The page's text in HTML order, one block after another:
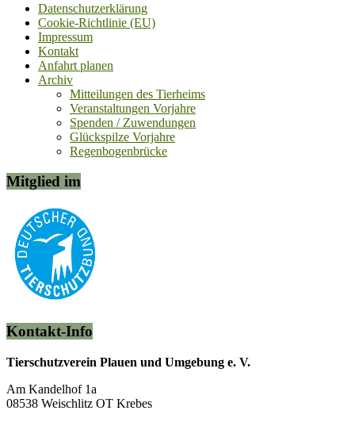
Datenschutzerklärung
Cookie-Richtlinie (EU)
Impressum
Kontakt
Anfahrt planen
Archiv
Mitteilungen des Tierheims
Veranstaltungen Vorjahre
Spenden / Zuwendungen
Glückspilze Vorjahre
Regenbogenbrücke
Mitglied im
Kontakt-Info
Tierschutzverein Plauen und Umgebung e. V.
Am Kandelhof 1a
08538 Weischlitz OT Krebes